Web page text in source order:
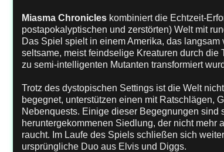
Miasma Chronicles kombiniert die Echtzeit-
postapokalyptischen und zerstörten) Welt mit
Das Spiel spielt in einem Amerika, das
seltsame, meist feindselige Kreaturen durch die
zu semi-intelligenten Mutanten transformiert
Trotz des dystopischen Settings ist die Welt
begegnet, unterstützen einen mit Ratschlägen,
Nebenquests. Einige dieser Begegnungen
heruntergekommenen Siedlung, der nicht mehr
raucht. Im Laufe des Spiels schließen sich
ursprüngliche Duo aus Elvis und Diggs.